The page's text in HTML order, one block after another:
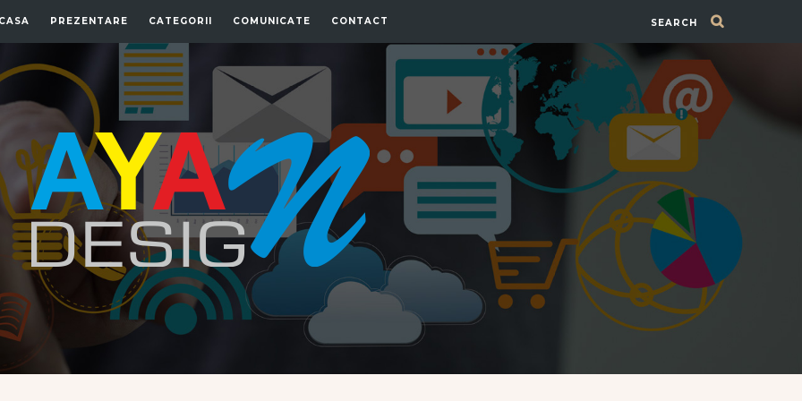
SEARCH
PREZENTARE CATEGORII COMUNICATE CONTACT